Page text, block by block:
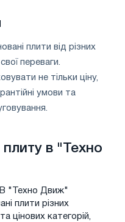
плити від різних
переваги.
не тільки ціну,
умови та
в "Техно
"Техно Движ"
плити різних
цінових категорій,